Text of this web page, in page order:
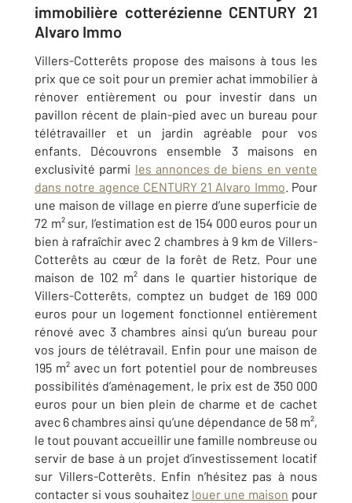
immobilière cotterézienne CENTURY 21
Alvaro Immo
Villers-Cotterêts propose des maisons à tous les
prix que ce soit pour un premier achat immobilier à
rénover entièrement ou pour investir dans un
pavillon récent de plain-pied avec un bureau pour
télétravailler et un jardin agréable pour vos
enfants. Découvrons ensemble 3 maisons en
exclusivité parmi les annonces de biens en vente
dans notre agence CENTURY 21 Alvaro Immo. Pour
une maison de village en pierre d’une superficie de
72 m² sur, l’estimation est de 154 000 euros pour un
bien à rafraîchir avec 2 chambres à 9 km de Villers-
Cotterêts au cœur de la forêt de Retz. Pour une
maison de 102 m² dans le quartier historique de
Villers-Cotterêts, comptez un budget de 169 000
euros pour un logement fonctionnel entièrement
rénové avec 3 chambres ainsi qu’un bureau pour
vos jours de télétravail. Enfin pour une maison de
195 m² avec un fort potentiel pour de nombreuses
possibilités d’aménagement, le prix est de 350 000
euros pour un bien plein de charme et de cachet
avec 6 chambres ainsi qu’une dépendance de 58 m²,
le tout pouvant accueillir une famille nombreuse ou
servir de base à un projet d’investissement locatif
sur Villers-Cotterêts. Enfin n’hésitez pas à nous
contacter si vous souhaitez louer une maison pour